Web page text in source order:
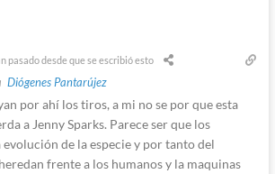
pasado desde que se escribió esto
Diógenes Pantarújez
por ahí los tiros, a mi no se por que esta
a Jenny Sparks. Parece ser que los
evolución de la especie y por tanto del
frente a los humanos y la maquinas